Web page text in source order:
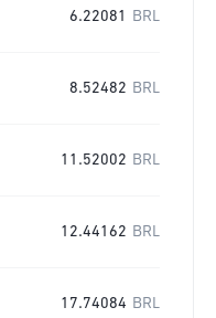
6.22081 BRL
8.52482 BRL
11.52002 BRL
12.44162 BRL
17.74084 BRL